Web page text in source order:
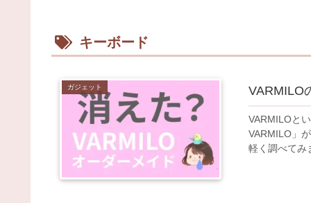
キーボード
ガジェット VARMILO
VARMILOと
VARMILO」
軽く調べてみ